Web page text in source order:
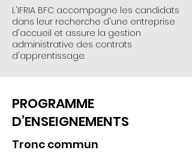
L'IFRIA BFC accompagne les candidats
dans leur recherche d'une entreprise
d'accueil et assure la gestion
administrative des contrats
d'apprentissage.
PROGRAMME
D’ENSEIGNEMENTS
Tronc commun